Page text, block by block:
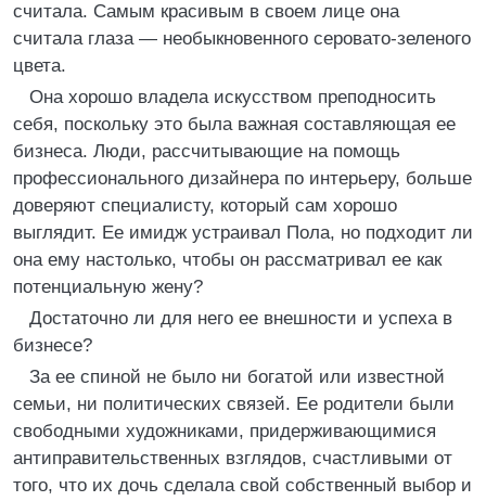
считала. Самым красивым в своем лице она
считала глаза — необыкновенного серовато-зеленого
цвета.
Она хорошо владела искусством преподносить
себя, поскольку это была важная составляющая ее
бизнеса. Люди, рассчитывающие на помощь
профессионального дизайнера по интерьеру, больше
доверяют специалисту, который сам хорошо
выглядит. Ее имидж устраивал Пола, но подходит ли
она ему настолько, чтобы он рассматривал ее как
потенциальную жену?
Достаточно ли для него ее внешности и успеха в
бизнесе?
За ее спиной не было ни богатой или известной
семьи, ни политических связей. Ее родители были
свободными художниками, придерживающимися
антиправительственных взглядов, счастливыми от
того, что их дочь сделала свой собственный выбор и